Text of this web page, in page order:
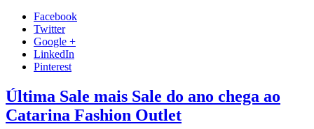
Facebook
Twitter
Google +
LinkedIn
Pinterest
Última Sale mais Sale do ano chega ao
Catarina Fashion Outlet